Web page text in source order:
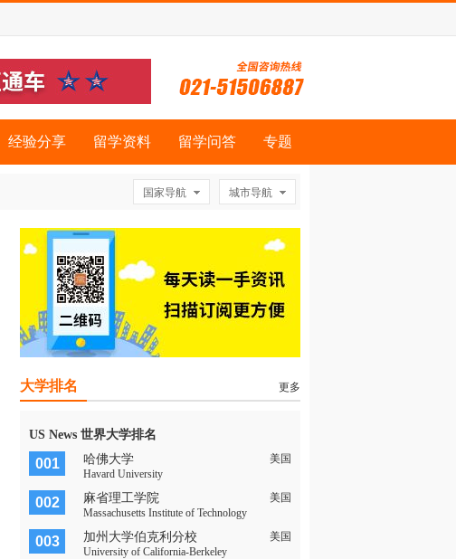
经验分享 留学资料 留学问答 专题
国家导航 城市导航
大学排名 更多
US News 世界大学排名
001 哈佛大学
美国
Havard University
002 麻省理工学院
美国
Massachusetts Institute of Technology
003 加州大学伯克利分校
美国
University of California-Berkeley